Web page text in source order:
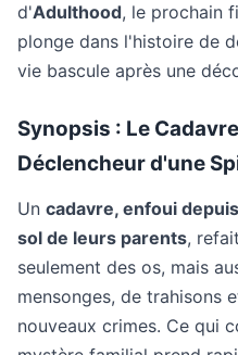
d'Adulthood, le prochain
plonge dans l'histoire de
vie bascule après une
Synopsis : Le
Déclencheur d'une
Un cadavre, enfoui
sol de leurs parents,
seulement des os, mais
mensonges, de trahisons
nouveaux crimes. Ce qui